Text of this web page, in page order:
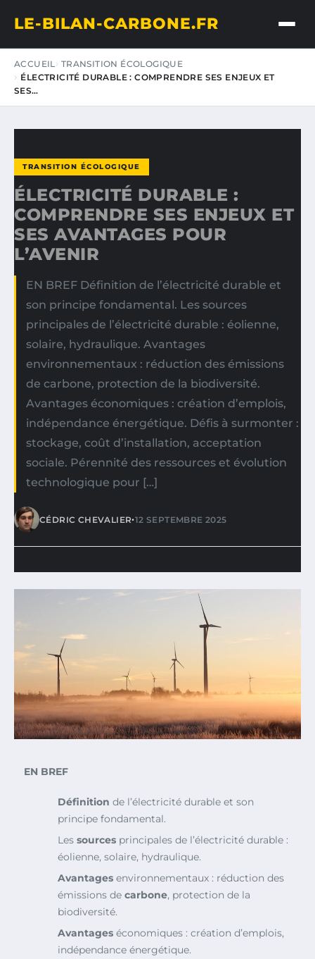
LE-BILAN-CARBONE.FR
ACCUEIL TRANSITION ÉCOLOGIQUE
ÉLECTRICITÉ DURABLE : COMPRENDRE SES ENJEUX ET
SES…
TRANSITION ÉCOLOGIQUE
ÉLECTRICITÉ DURABLE :
COMPRENDRE SES ENJEUX ET
SES AVANTAGES POUR
L’AVENIR
EN BREF Définition de l’électricité durable et
son principe fondamental. Les sources
principales de l’électricité durable : éolienne,
solaire, hydraulique. Avantages
environnementaux : réduction des émissions
de carbone, protection de la biodiversité.
Avantages économiques : création d’emplois,
indépendance énergétique. Défis à surmonter :
stockage, coût d’installation, acceptation
sociale. Pérennité des ressources et évolution
technologique pour […]
CÉDRIC CHEVALIER•12 SEPTEMBRE 2025
EN BREF
Définition de l’électricité durable et son
principe fondamental.
Les sources principales de l’électricité durable :
éolienne, solaire, hydraulique.
Avantages environnementaux : réduction des
émissions de carbone, protection de la
biodiversité.
Avantages économiques : création d’emplois,
indépendance énergétique.